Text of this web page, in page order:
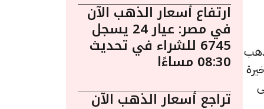
مساءً. يُعد الذهب
ارتفاع أسعار الذهب الآن
في مصر: عيار 24 يسجل
6745 للشراء في تحديث
08:30 مساءًا
تراجع أسعار الذهب الآن